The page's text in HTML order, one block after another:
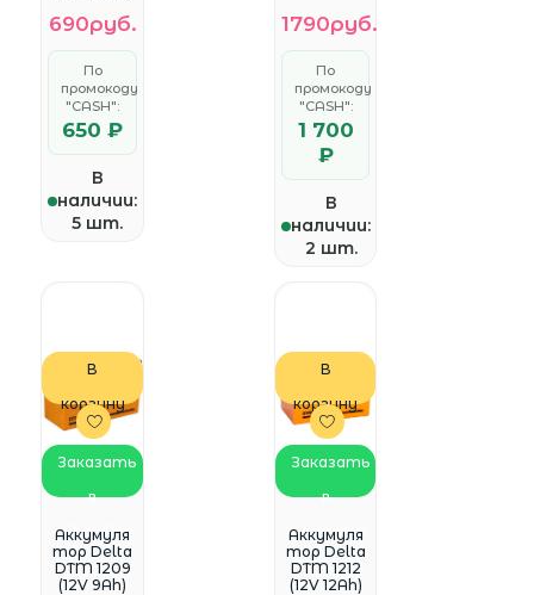
690руб.
По
промокоду
"CASH":
650 ₽
В
наличии:
5 шт.
1790руб.
По
промокоду
"CASH":
1 700
₽
В
наличии:
2 шт.
В
корзину
Заказать
в
WhatsApp
Аккумуля
тор Delta
DTM 1209
(12V 9Ah)
В
корзину
Заказать
в
WhatsApp
Аккумуля
тор Delta
DTM 1212
(12V 12Ah)